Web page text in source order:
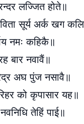
लज्जित होते॥
सूर्य अर्क खग
नमः कहिकै॥
बार नवावैं॥
अघ पुंज नसावै॥
को कृपासार यह॥
तेहिं पाई॥